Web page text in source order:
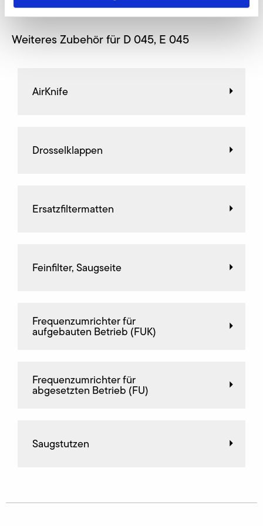
Weiteres Zubehör für D 045, E 045
AirKnife
Drosselklappen
Ersatzfiltermatten
Feinfilter, Saugseite
Frequenz­umrichter für
aufgebauten Betrieb (FUK)
Frequenz­umrichter für
abgesetzten Betrieb (FU)
Saugstutzen